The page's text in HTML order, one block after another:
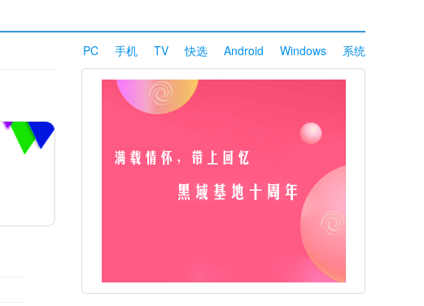
PC 手机 TV 快选 Android Windows 系统